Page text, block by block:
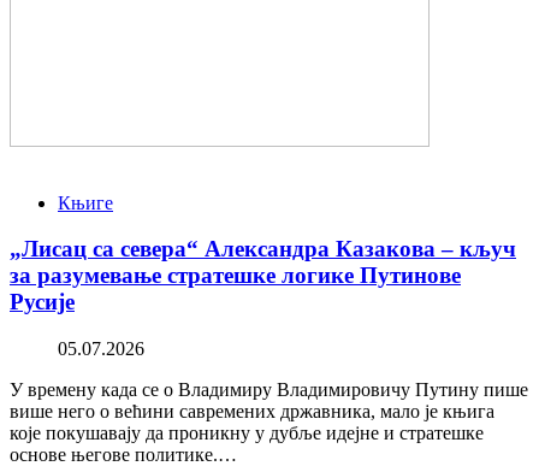
Књиге
„Лисац са севера“ Александра Казакова – кључ
за разумевање стратешке логике Путинове
Русије
05.07.2026
У времену када се о Владимиру Владимировичу Путину пише
више него о већини савремених државника, мало је књига
које покушавају да проникну у дубље идејне и стратешке
основе његове политике.…